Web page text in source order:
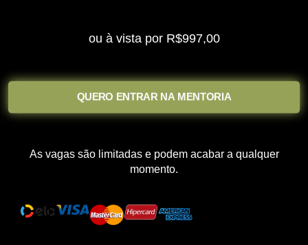
ou à vista por R$997,00
QUERO ENTRAR NA MENTORIA
As vagas são limitadas e podem acabar a qualquer
momento.